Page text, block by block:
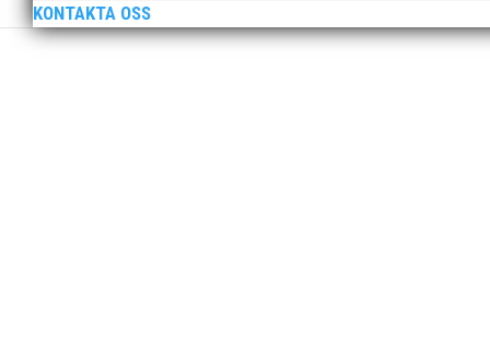
KONTAKTA OSS
Nationaldagen firade detta glada och positiva gäng